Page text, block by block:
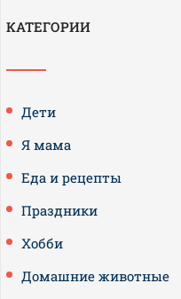
КАТЕГОРИИ
Дети
Я мама
Еда и рецепты
Праздники
Хобби
Домашние животные